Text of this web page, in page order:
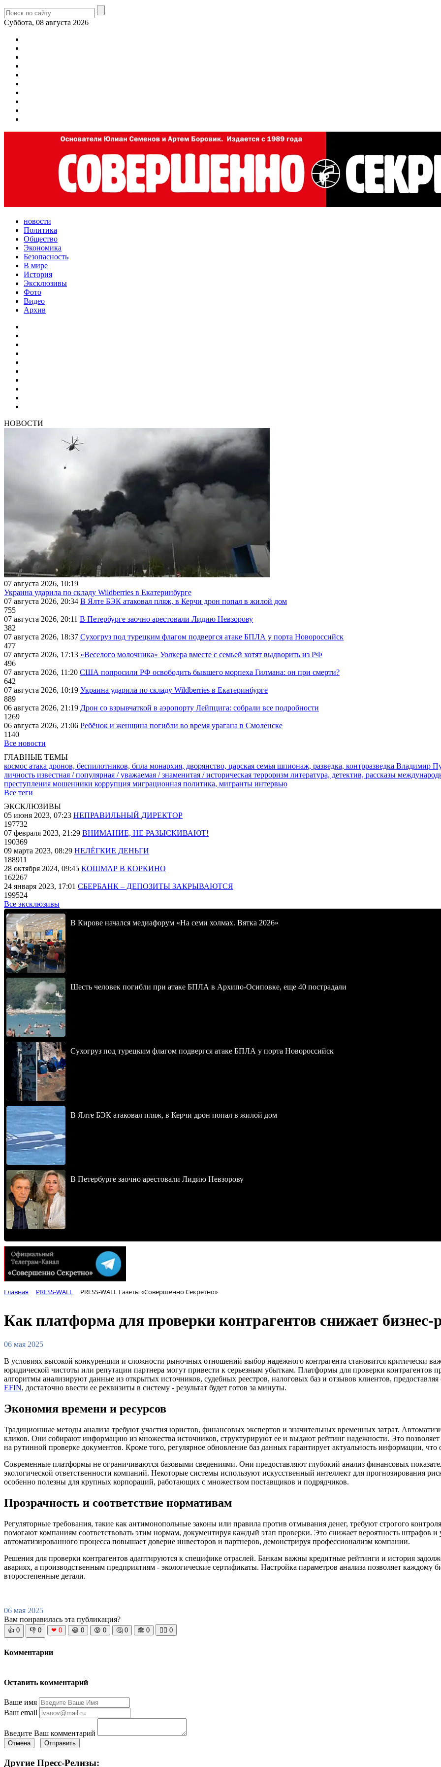
Суббота, 08 августа 2026
новости
Политика
Общество
Экономика
Безопасность
В мире
История
Эксклюзивы
Фото
Видео
Архив
НОВОСТИ
07 августа 2026, 10:19
Украина ударила по складу Wildberries в Екатеринбурге
07 августа 2026, 20:34 В Ялте БЭК атаковал пляж, в Керчи дрон попал в жилой дом
755
07 августа 2026, 20:11 В Петербурге заочно арестовали Лидию Невзорову
382
07 августа 2026, 18:37 Сухогруз под турецким флагом подвергся атаке БПЛА у порта Новороссийск
477
07 августа 2026, 17:13 «Веселого молочника» Уолкера вместе с семьей хотят выдворить из РФ
496
07 августа 2026, 11:20 США попросили РФ освободить бывшего морпеха Гилмана: он при смерти?
642
07 августа 2026, 10:19 Украина ударила по складу Wildberries в Екатеринбурге
889
06 августа 2026, 21:19 Дрон со взрывчаткой в аэропорту Лейпцига: собрали все подробности
1269
06 августа 2026, 21:06 Ребёнок и женщина погибли во время урагана в Смоленске
1140
Все новости
ГЛАВНЫЕ ТЕМЫ
космос атака дронов, беспилотников, бпла монархия, дворянство, царская семья шпионаж, разведка, контрразведка Владимир
личность известная / популярная / уважаемая / знаменитая / историческая терроризм литература, детектив, рассказы
преступления мошенники коррупция миграционная политика, мигранты интервью
Все теги
ЭКСКЛЮЗИВЫ
05 июня 2023, 07:23 НЕПРАВИЛЬНЫЙ ДИРЕКТОР
197732
07 февраля 2023, 21:29 ВНИМАНИЕ, НЕ РАЗЫСКИВАЮТ!
190369
09 марта 2023, 08:29 НЕЛЁГКИЕ ДЕНЬГИ
188911
28 октября 2024, 09:45 КОШМАР В КОРКИНО
162267
24 января 2023, 17:01 СБЕРБАНК – ДЕПОЗИТЫ ЗАКРЫВАЮТСЯ
199524
Все эксклюзивы
В Кирове начался медиафорум «На семи холмах. Вятка 2026»
Шесть человек погибли при атаке БПЛА в Архипо-Осиповке, еще 40 пострадали
Сухогруз под турецким флагом подвергся атаке БПЛА у порта Новороссийск
В Ялте БЭК атаковал пляж, в Керчи дрон попал в жилой дом
В Петербурге заочно арестовали Лидию Невзорову
Главная PRESS-WALL PRESS-WALL Газеты «Совершенно Секретно»
Как платформа для проверки контрагентов снижает бизнес-
06 мая 2025
В условиях высокой конкуренции и сложности рыночных отношений выбор надежного контрагента становится критически
юридической чистоты или репутации партнера могут привести к серьезным убыткам. Платформы для проверки
алгоритмы анализируют данные из открытых источников, судебных реестров, налоговых баз и отзывов клиентов,
EFIN, достаточно ввести ее реквизиты в систему - результат будет готов за минуты.
Экономия времени и ресурсов
Традиционные методы анализа требуют участия юристов, финансовых экспертов и значительных временных затрат.
кликов. Они собирают информацию из множества источников, структурируют ее и выдают рейтинг надежности. Это позволяет
на рутинной проверке документов. Кроме того, регулярное обновление баз данных гарантирует актуальность информации,
Современные платформы не ограничиваются базовыми сведениями. Они предоставляют глубокий анализ финансовых
экологической ответственности компаний. Некоторые системы используют искусственный интеллект для прогнозирования
особенно полезны для крупных корпораций, работающих с множеством поставщиков и подрядчиков.
Прозрачность и соответствие нормативам
Регуляторные требования, такие как антимонопольные законы или правила против отмывания денег, требуют строгого
помогают компаниям соответствовать этим нормам, документируя каждый этап проверки. Это снижает вероятность штрафов
автоматизированного процесса повышает доверие инвесторов и партнеров, демонстрируя профессионализм компании.
Решения для проверки контрагентов адаптируются к специфике отраслей. Банкам важны кредитные рейтинги и история
авариях, а производственным предприятиям - экологические сертификаты. Настройка параметров анализа позволяет каждому
второстепенные детали.
06 мая 2025
Вам понравилась эта публикация?
👍 0 👎 0 ❤ 0 😆 0 😡 0 🤔 0 🙈 0 🧘‍♀️ 0
Комментарии
Оставить комментарий
Ваше имя
Ваш email
Введите Ваш комментарий
Отмена Отправить
Другие Пресс-Релизы: